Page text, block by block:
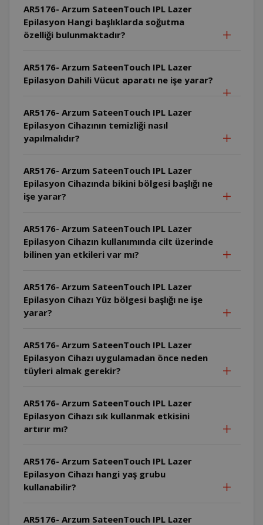
AR5176- Arzum SateenTouch IPL Lazer
Epilasyon Hangi başlıklarda soğutma
özelliği bulunmaktadır?
AR5176- Arzum SateenTouch IPL Lazer
Epilasyon Dahili Vücut aparatı ne işe yarar?
AR5176- Arzum SateenTouch IPL Lazer
Epilasyon Cihazının temizliği nasıl
yapılmalıdır?
AR5176- Arzum SateenTouch IPL Lazer
Epilasyon Cihazında bikini bölgesi başlığı ne
işe yarar?
AR5176- Arzum SateenTouch IPL Lazer
Epilasyon Cihazın kullanımında cilt üzerinde
bilinen yan etkileri var mı?
AR5176- Arzum SateenTouch IPL Lazer
Epilasyon Cihazı Yüz bölgesi başlığı ne işe
yarar?
AR5176- Arzum SateenTouch IPL Lazer
Epilasyon Cihazı uygulamadan önce neden
tüyleri almak gerekir?
AR5176- Arzum SateenTouch IPL Lazer
Epilasyon Cihazı sık kullanmak etkisini
artırır mı?
AR5176- Arzum SateenTouch IPL Lazer
Epilasyon Cihazı hangi yaş grubu
kullanabilir?
AR5176- Arzum SateenTouch IPL Lazer